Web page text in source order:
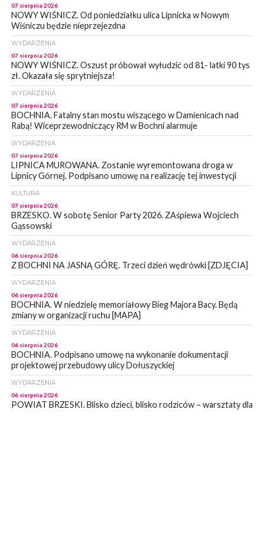
07 sierpnia 2026
NOWY WIŚNICZ. Od poniedziałku ulica Lipnicka w Nowym
Wiśniczu będzie nieprzejezdna
WYDARZENIA
07 sierpnia 2026
NOWY WIŚNICZ. Oszust próbował wyłudzić od 81- latki 90 tys
zł. Okazała się sprytniejsza!
WYDARZENIA
07 sierpnia 2026
BOCHNIA. Fatalny stan mostu wiszącego w Damienicach nad
Rabą! Wiceprzewodniczący RM w Bochni alarmuje
WYDARZENIA
07 sierpnia 2026
LIPNICA MUROWANA. Zostanie wyremontowana droga w
Lipnicy Górnej. Podpisano umowę na realizację tej inwestycji
KULTURA
07 sierpnia 2026
BRZESKO. W sobotę Senior Party 2026. ZAśpiewa Wojciech
Gąssowski
WYDARZENIA
06 sierpnia 2026
Z BOCHNI NA JASNĄ GÓRĘ. Trzeci dzień wędrówki [ZDJĘCIA]
WYDARZENIA
06 sierpnia 2026
BOCHNIA. W niedzielę memoriałowy Bieg Majora Bacy. Będą
zmiany w organizacji ruchu [MAPA]
WYDARZENIA
06 sierpnia 2026
BOCHNIA. Podpisano umowę na wykonanie dokumentacji
projektowej przebudowy ulicy Dołuszyckiej
WYDARZENIA
06 sierpnia 2026
POWIAT BRZESKI. Blisko dzieci, blisko rodziców – warsztaty dla